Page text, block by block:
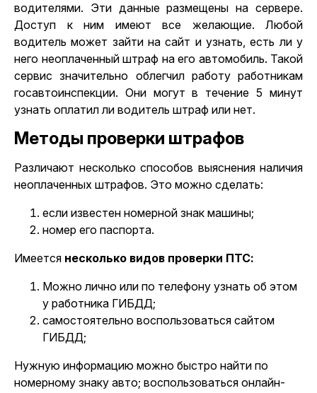
водителями. Эти данные размещены на сервере.
Доступ к ним имеют все желающие. Любой
водитель может зайти на сайт и узнать, есть ли у
него неоплаченный штраф на его автомобиль. Такой
сервис значительно облегчил работу работникам
госавтоинспекции. Они могут в течение 5 минут
узнать оплатил ли водитель штраф или нет.
Методы проверки штрафов
Различают несколько способов выяснения наличия
неоплаченных штрафов. Это можно сделать:
если известен номерной знак машины;
номер его паспорта.
Имеется несколько видов проверки ПТС:
Можно лично или по телефону узнать об этом
у работника ГИБДД;
самостоятельно воспользоваться сайтом
ГИБДД;
Нужную информацию можно быстро найти по
номерному знаку авто; воспользоваться онлайн-